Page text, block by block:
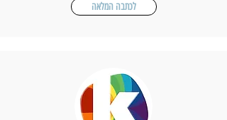
לכתבה המלאה